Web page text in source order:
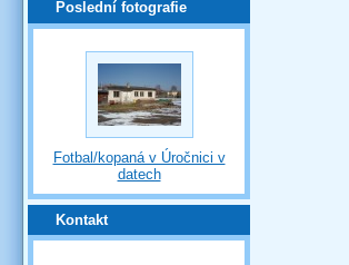
Poslední fotografie
Fotbal/kopaná v Úročnici v
datech
Kontakt